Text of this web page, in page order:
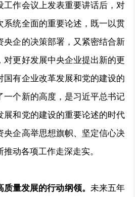
工作会议上发表重要讲话后，对
系统全面的重要论述，既一以贯
央企的决策部署，又紧密结合新
对更好发展中央企业提出新的更
国有企业改革发展和党的建设的
一个新的高度，是习近平总书记
展和党的建设的重要论述的时代
央企高举思想旗帜、坚定信心决
动各项工作走深走实。
量发展的行动纲领。 未来五年